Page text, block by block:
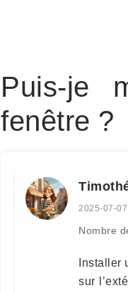
Puis-je
fenêtre ?
2025-07-
Nombre
Installer
sur